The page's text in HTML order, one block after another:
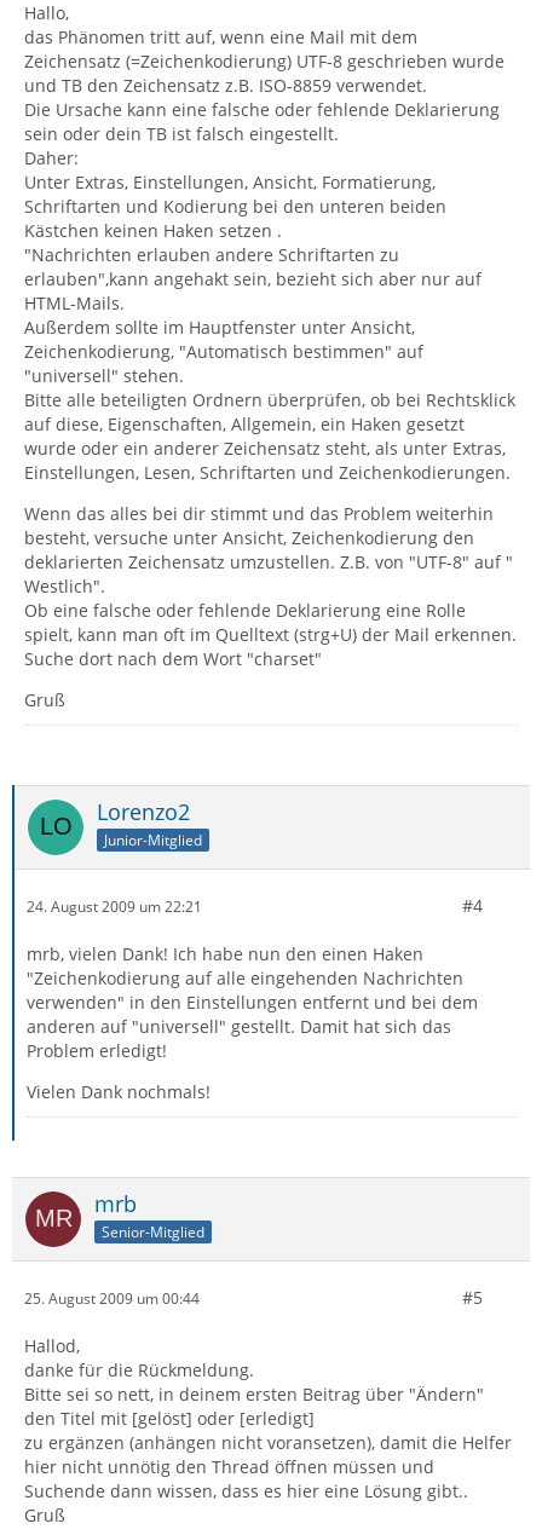
Hallo,
das Phänomen tritt auf, wenn eine Mail mit dem
Zeichensatz (=Zeichenkodierung) UTF-8 geschrieben wurde
und TB den Zeichensatz z.B. ISO-8859 verwendet.
Die Ursache kann eine falsche oder fehlende Deklarierung
sein oder dein TB ist falsch eingestellt.
Daher:
Unter Extras, Einstellungen, Ansicht, Formatierung,
Schriftarten und Kodierung bei den unteren beiden
Kästchen keinen Haken setzen .
"Nachrichten erlauben andere Schriftarten zu
erlauben",kann angehakt sein, bezieht sich aber nur auf
HTML-Mails.
Außerdem sollte im Hauptfenster unter Ansicht,
Zeichenkodierung, "Automatisch bestimmen" auf
"universell" stehen.
Bitte alle beteiligten Ordnern überprüfen, ob bei Rechtsklick
auf diese, Eigenschaften, Allgemein, ein Haken gesetzt
wurde oder ein anderer Zeichensatz steht, als unter Extras,
Einstellungen, Lesen, Schriftarten und Zeichenkodierungen.
Wenn das alles bei dir stimmt und das Problem weiterhin
besteht, versuche unter Ansicht, Zeichenkodierung den
deklarierten Zeichensatz umzustellen. Z.B. von "UTF-8" auf "
Westlich".
Ob eine falsche oder fehlende Deklarierung eine Rolle
spielt, kann man oft im Quelltext (strg+U) der Mail erkennen.
Suche dort nach dem Wort "charset"
Gruß
Lorenzo2
Junior-Mitglied
24. August 2009 um 22:21 #4
mrb, vielen Dank! Ich habe nun den einen Haken
"Zeichenkodierung auf alle eingehenden Nachrichten
verwenden" in den Einstellungen entfernt und bei dem
anderen auf "universell" gestellt. Damit hat sich das
Problem erledigt!
Vielen Dank nochmals!
mrb
Senior-Mitglied
25. August 2009 um 00:44 #5
Hallod,
danke für die Rückmeldung.
Bitte sei so nett, in deinem ersten Beitrag über "Ändern"
den Titel mit [gelöst] oder [erledigt]
zu ergänzen (anhängen nicht voransetzen), damit die Helfer
hier nicht unnötig den Thread öffnen müssen und
Suchende dann wissen, dass es hier eine Lösung gibt..
Gruß